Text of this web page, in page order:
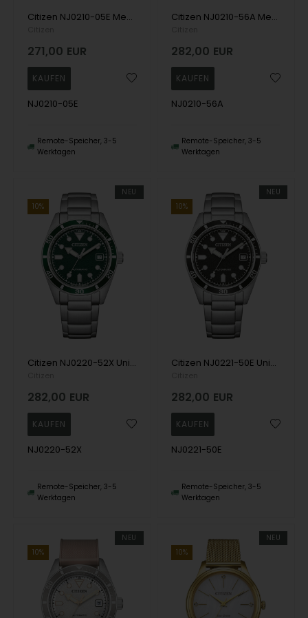
Citizen NJ0210-05E Mens Watch Automatic 40mm 5ATM Wristwatch
271,00 EUR
NJ0210-05E
Remote-Speicher, 3-5
Werktagen
Citizen NJ0210-56A Mens Watch Automatic 40mm 5ATM Wristwatch
282,00 EUR
NJ0210-56A
Remote-Speicher, 3-5
Werktagen
NEU
10%
Citizen NJ0220-52X Unisex Sport Automatic 39mm 10ATM Wristwatch
282,00 EUR
NJ0220-52X
Remote-Speicher, 3-5
Werktagen
NEU
10%
Citizen NJ0221-50E Unisex Sport Automatic 39mm 10ATM Wristwatch
282,00 EUR
NJ0221-50E
Remote-Speicher, 3-5
Werktagen
NEU
10%
NEU
10%